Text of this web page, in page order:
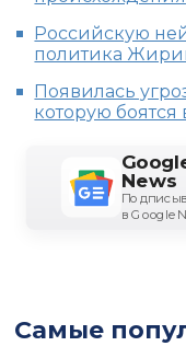
Российскую
политика
Появилась
которую
News
в Google
Самые